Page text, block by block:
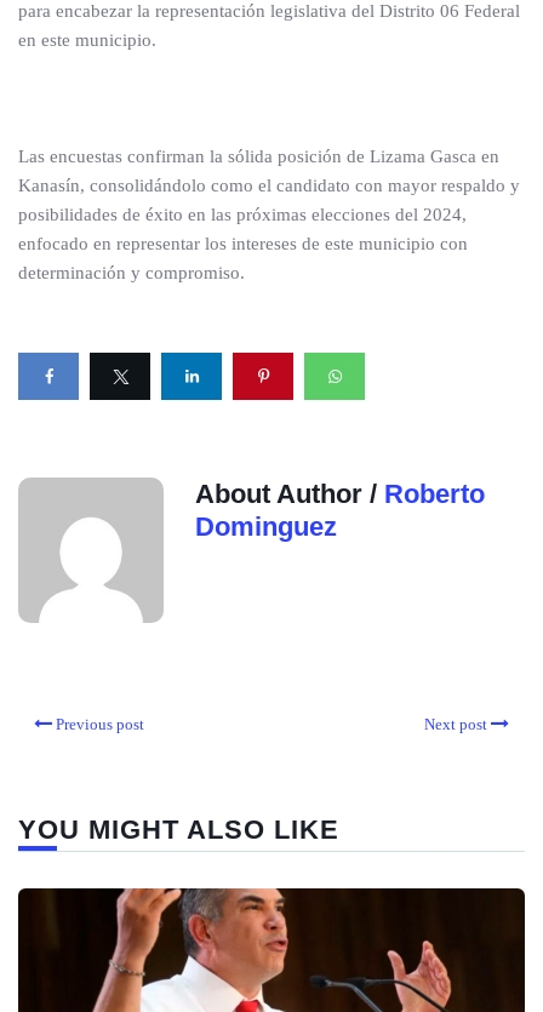
para encabezar la representación legislativa del Distrito 06 Federal
en este municipio.
Las encuestas confirman la sólida posición de Lizama Gasca en
Kanasín, consolidándolo como el candidato con mayor respaldo y
posibilidades de éxito en las próximas elecciones del 2024,
enfocado en representar los intereses de este municipio con
determinación y compromiso.
About Author / Roberto
Dominguez
Previous post Next post
YOU MIGHT ALSO LIKE